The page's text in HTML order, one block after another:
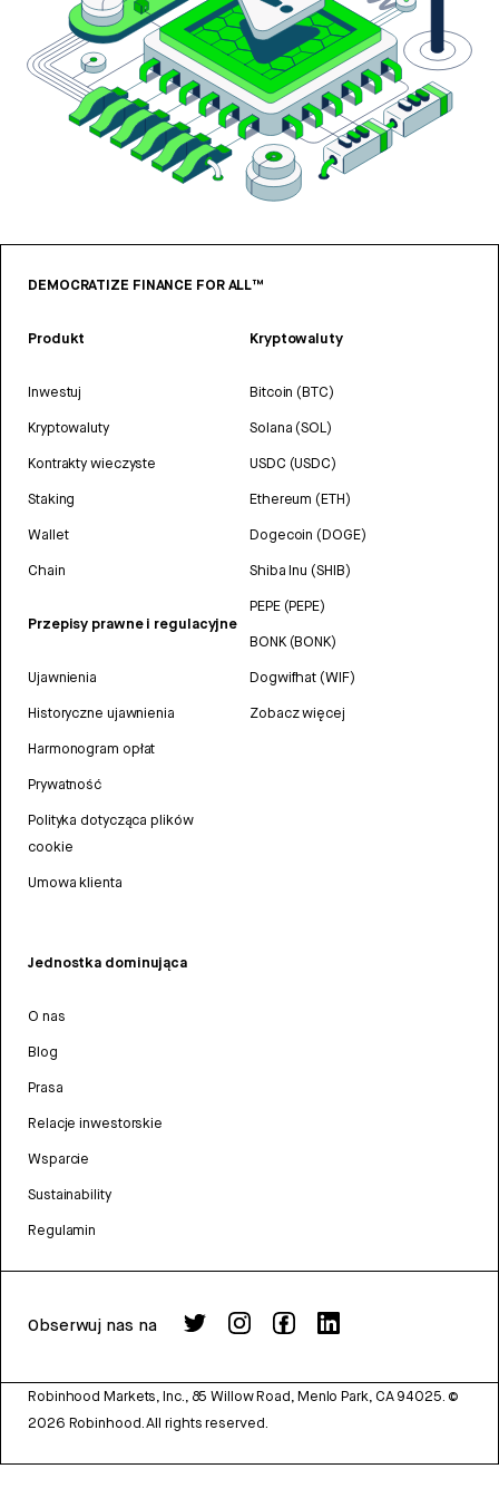
DEMOCRATIZE FINANCE FOR ALL™
Produkt
Inwestuj
Kryptowaluty
Kontrakty wieczyste
Staking
Wallet
Chain
Przepisy prawne i regulacyjne
Ujawnienia
Historyczne ujawnienia
Harmonogram opłat
Prywatność
Polityka dotycząca plików
cookie
Umowa klienta
Kryptowaluty
Bitcoin (BTC)
Solana (SOL)
USDC (USDC)
Ethereum (ETH)
Dogecoin (DOGE)
Shiba Inu (SHIB)
PEPE (PEPE)
BONK (BONK)
Dogwifhat (WIF)
Zobacz więcej
Jednostka dominująca
O nas
Blog
Prasa
Relacje inwestorskie
Wsparcie
Sustainability
Regulamin
Obserwuj nas na
Robinhood Markets, Inc., 85 Willow Road, Menlo Park, CA 94025. ©
2026 Robinhood. All rights reserved.